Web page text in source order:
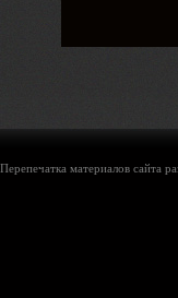
Перепечатка материалов сайта